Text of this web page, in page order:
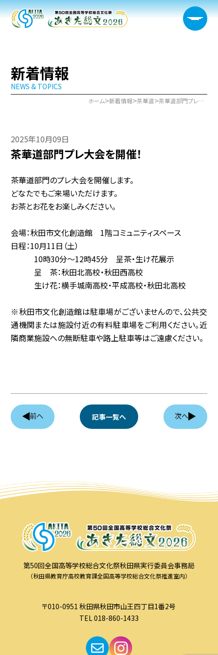
大会概要
生徒実行委員会
観光情報
資料ダウンロード
広報デザイン・デザインガイド
サイトポリシー
サイトマップ
ホーム>新着情報>茶華道> 茶華道部門プレ大会を開催！
新着情報
NEWS & TOPICS
2025年10月09日
茶華道部門プレ大会を開催！
茶華道部門のプレ大会を開催します。
どなたでもご来場いただけます。
お茶とお花をお楽しみください。
会場：秋田市文化創造館 1階コミュニティスペース
日程：10月11日（土）
10時30分～12時45分 呈茶・生け花展示
呈 茶：秋田北高校・秋田西高校
生け花：横手城南高校・平成高校・秋田北高校
※秋田市文化創造館は駐車場がございませんので、公共交
通機関または施設付近の有料駐車場をご利用ください。近
隣商業施設への無断駐車や路上駐車等はご遠慮ください。
前へ 記事一覧へ 次へ
第50回全国高等学校総合文化祭秋田県実行委員会事務局
（秋田県教育庁高校教育課全国高等学校総合文化祭推進室内）
〒010-0951 秋田県秋田市山王四丁目1番2号
TEL 018-860-1433